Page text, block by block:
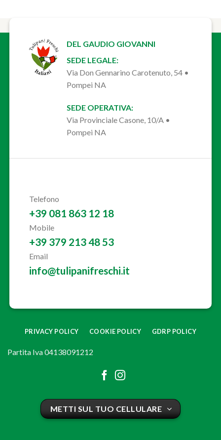
DEL GAUDIO GIOVANNI
SEDE LEGALE:
Via Don Gennarino Carotenuto, 54 •
Pompei NA
SEDE OPERATIVA:
Via Provinciale Casone, 10/A •
Pompei NA
Telefono
+39 081 863 12 18
Mobile
+39 379 213 48 53
Email
info@tulipanifreschi.it
Partita Iva 04138091212
PRIVACY POLICY COOKIE POLICY GDRP POLICY
METTI SUL TUO CELLULARE